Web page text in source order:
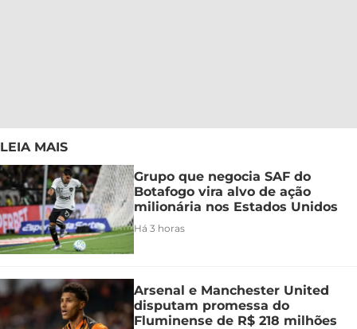
LEIA MAIS
Grupo que negocia SAF do
Botafogo vira alvo de ação
milionária nos Estados Unidos
Há 3 horas
Arsenal e Manchester United
disputam promessa do
Fluminense de R$ 218 milhões